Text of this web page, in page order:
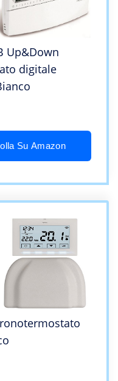
Up&Down
digitale
Su Amazon